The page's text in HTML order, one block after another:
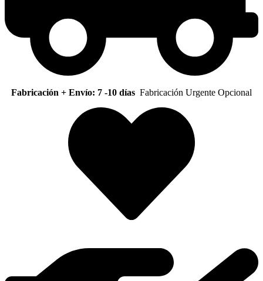
Fabricación + Envío: 7 -10 días Fabricación Urgente Opcional